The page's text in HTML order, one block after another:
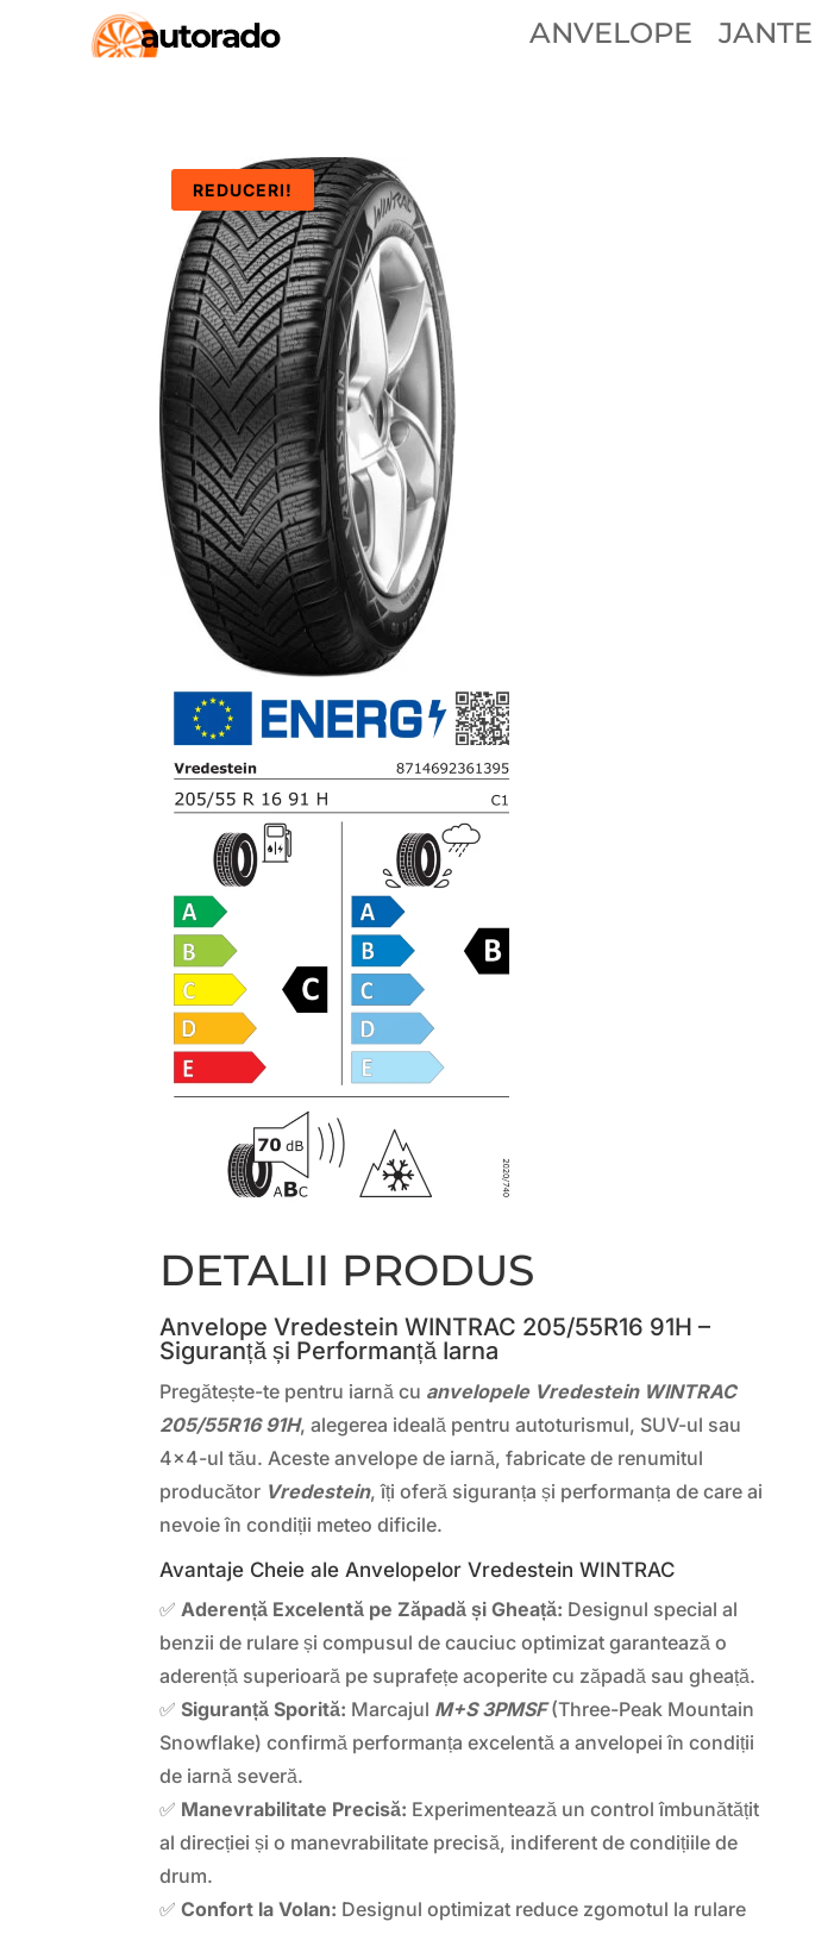
ANVELOPE JANTE
REDUCERI!
DETALII PRODUS
Anvelope Vredestein WINTRAC 205/55R16 91H –
Siguranță și Performanță Iarna
Pregătește-te pentru iarnă cu anvelopele Vredestein WINTRAC
205/55R16 91H, alegerea ideală pentru autoturismul, SUV-ul sau
4×4-ul tău. Aceste anvelope de iarnă, fabricate de renumitul
producător Vredestein, îți oferă siguranța și performanța de care ai
nevoie în condiții meteo dificile.
Avantaje Cheie ale Anvelopelor Vredestein WINTRAC
✅ Aderență Excelentă pe Zăpadă și Gheață: Designul special al
benzii de rulare și compusul de cauciuc optimizat garantează o
aderență superioară pe suprafețe acoperite cu zăpadă sau gheață.
✅Siguranță Sporită: Marcajul M+S 3PMSF(Three-Peak Mountain
Snowflake) confirmă performanța excelentă a anvelopei în condiții
de iarnă severă.
✅ Manevrabilitate Precisă: Experimentează un control îmbunătățit
al direcției și o manevrabilitate precisă, indiferent de condițiile de
drum.
✅Confort la Volan: Designul optimizat reduce zgomotul la rulare